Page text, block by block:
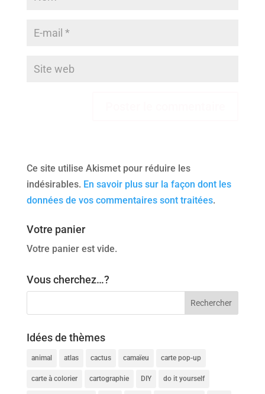
Ce site utilise Akismet pour réduire les
indésirables. En savoir plus sur la façon dont les
données de vos commentaires sont traitées.
Votre panier
Votre panier est vide.
Vous cherchez…?
Idées de thèmes
animal atlas cactus camaïeu carte pop-up
carte à colorier cartographie DIY do it yourself